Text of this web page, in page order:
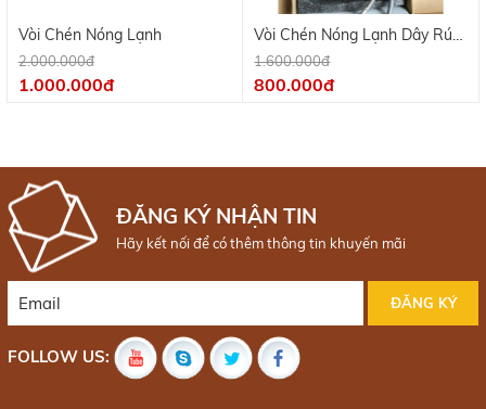
Vòi Chén Nóng Lạnh
2.000.000đ
1.000.000đ
Vòi Chén Nóng Lạnh Dây Rút
Inox 304
1.600.000đ
800.000đ
ĐĂNG KÝ NHẬN TIN
Hãy kết nối để có thêm thông tin khuyến mãi
FOLLOW US: